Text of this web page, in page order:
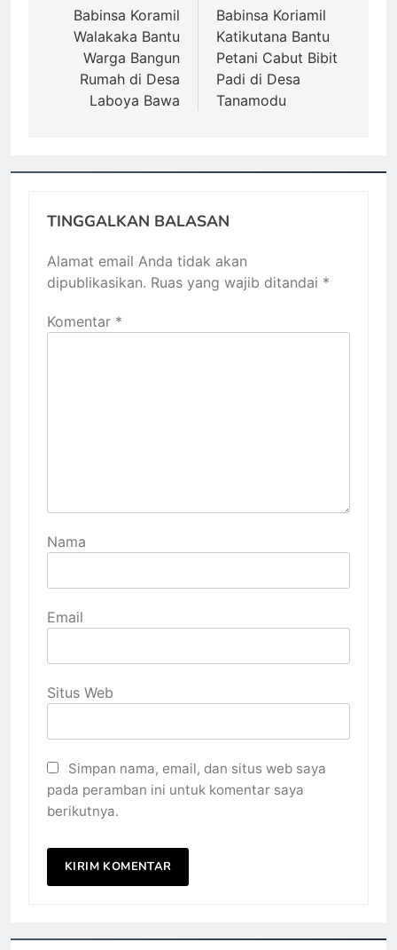
posBabinsa Koramil
Walakaka Bantu
Warga Bangun
Rumah di Desa
Laboya Bawa
Babinsa Koriamil
Katikutana Bantu
Petani Cabut Bibit
Padi di Desa
Tanamodu
TINGGALKAN BALASAN
Alamat email Anda tidak akan
dipublikasikan. Ruas yang wajib ditandai *
Komentar *
Nama
Email
Situs Web
Simpan nama, email, dan situs web saya
pada peramban ini untuk komentar saya
berikutnya.